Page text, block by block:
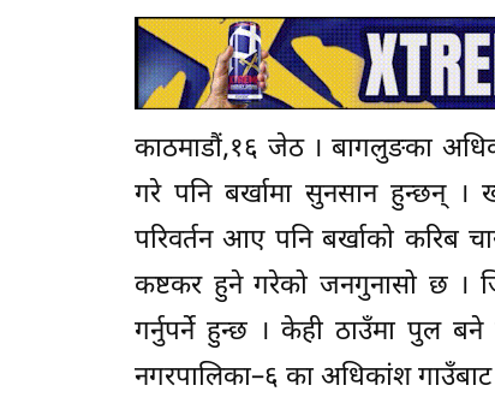
काठमाडौं,१६ जेठ । बागलुङका
गरे पनि बर्खामा सुनसान हुन्छन् ।
परिवर्तन आए पनि बर्खाको करिब
कष्टकर हुने गरेको जनगुनासो छ ।
गर्नुपर्ने हुन्छ । केही ठाउँमा पुल
नगरपालिका–६ का अधिकांश